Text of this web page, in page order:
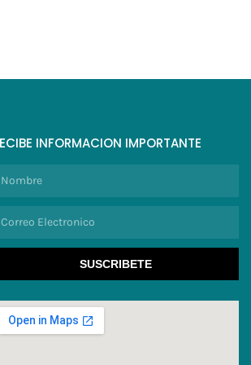
INFORMACION IMPORTANTE
SUSCRIBETE